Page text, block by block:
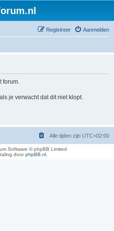
Aanmelden
Registreer
forum.
als je verwacht dat dit niet klopt.
Alle tijden zijn UTC+02:00
Software © phpBB Limited
doorphpBB.nl